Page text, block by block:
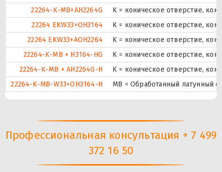
22264-K-MB+AH2264G
K = коническое отверстие,
22264 EKW33+OH3164
K = коническое отверстие,
22264 EKW33+AOH2264
K = коническое отверстие,
22264-K-MB + H3164-HG
K = коническое отверстие,
22264-K-MB + AH2264G-H
K = коническое отверстие,
22264-K-MB-W33+OH3164-H
MB = Обработанный латунный
Профессиональная консультация + 7 499
372 16 50